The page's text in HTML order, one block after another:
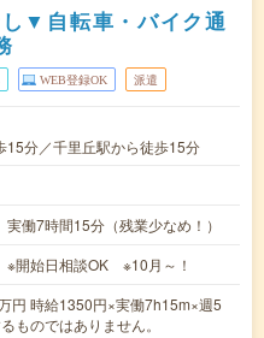
し▼自転車・バイク通
WEB登録OK 派遣
15分／千里丘駅から徒歩15分
働7時間15分（残業少なめ！）
開始日相談OK ※10月～！
時給1350円×実働7h15m×週5
ものではありません。